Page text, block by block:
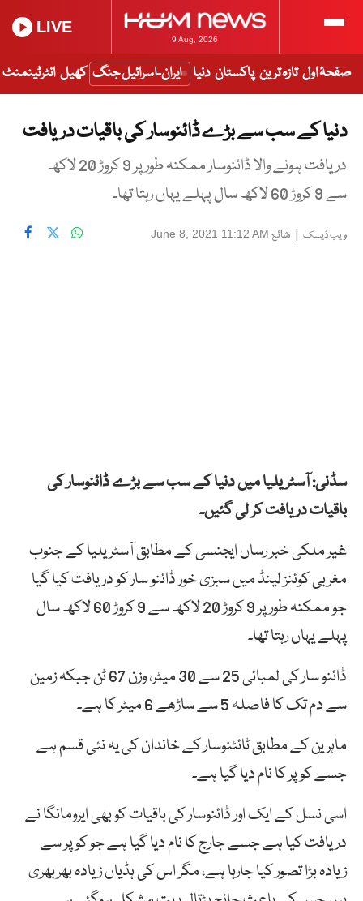
9 Aug, 2026
LIVE
صفحۂ اول تازہ ترین پاکستان دنیا ایران-اسرائیل جنگ کھیل انٹرٹینمنٹ
دنیا کے سب سے بڑے ڈائنوسار کی باقیات دریافت
دریافت ہونے والا ڈائنوسار ممکنہ طور پر 9 کروڑ 20 لاکھ
سے 9 کروڑ 60 لاکھ سال پہلے یہاں رہتا تھا۔
ویب ڈیسک | شائع June 8, 2021 11:12 AM
سڈنی: آسٹریلیا میں دنیا کے سب سے بڑے ڈائنوسار کی
باقیات دریافت کر لی گئیں۔
غیر ملکی خبر رساں ایجنسی کے مطابق آسٹریلیا کے جنوب
مغربی کوئنز لینڈ میں سبزی خور ڈائنو سار کو دریافت کیا گیا
جو ممکنہ طور پر 9 کروڑ 20 لاکھ سے 9 کروڑ 60 لاکھ سال
پہلے یہاں رہتا تھا۔
ڈائنو سار کی لمبائی 25 سے 30 میٹر، وزن 67 ٹن جبکہ زمین
سے دم تک کا فاصلہ 5 سے ساڑھے 6 میٹر کا ہے۔
ماہرین کے مطابق ٹائٹنوسار کے خاندان کی یہ نئی قسم ہے
جسے کوپر کا نام دیا گیا ہے۔
اسی نسل کے ایک اور ڈائنوسار کی باقیات کو بھی ایرومانگا نے
دریافت کیا ہے جسے جارج کا نام دیا گیا ہے جو کوپر سے
زیادہ بڑا تصور کیا جارہا ہے، مگر اس کی ہڈیاں زیادہ بھربھری